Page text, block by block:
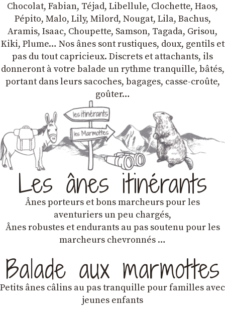
Chocolat, Fabian, Téjad, Libellule, Clochette, Haos,
Pépito, Malo, Lily, Milord, Nougat, Lila, Bachus,
Aramis, Isaac, Choupette, Samson, Tagada, Grisou,
Kiki, Plume… Nos ânes sont rustiques, doux, gentils et
pas du tout capricieux. Discrets et attachants, ils
donneront à votre balade un rythme tranquille, bâtés,
portant dans leurs sacoches, bagages, casse-croûte,
goûter…
Les ânes itinérants
Ânes porteurs et bons marcheurs pour les
aventuriers un peu chargés,
Ânes robustes et endurants au pas soutenu pour les
marcheurs chevronnés …
Balade aux marmottes
Petits ânes câlins au pas tranquille pour familles avec
jeunes enfants